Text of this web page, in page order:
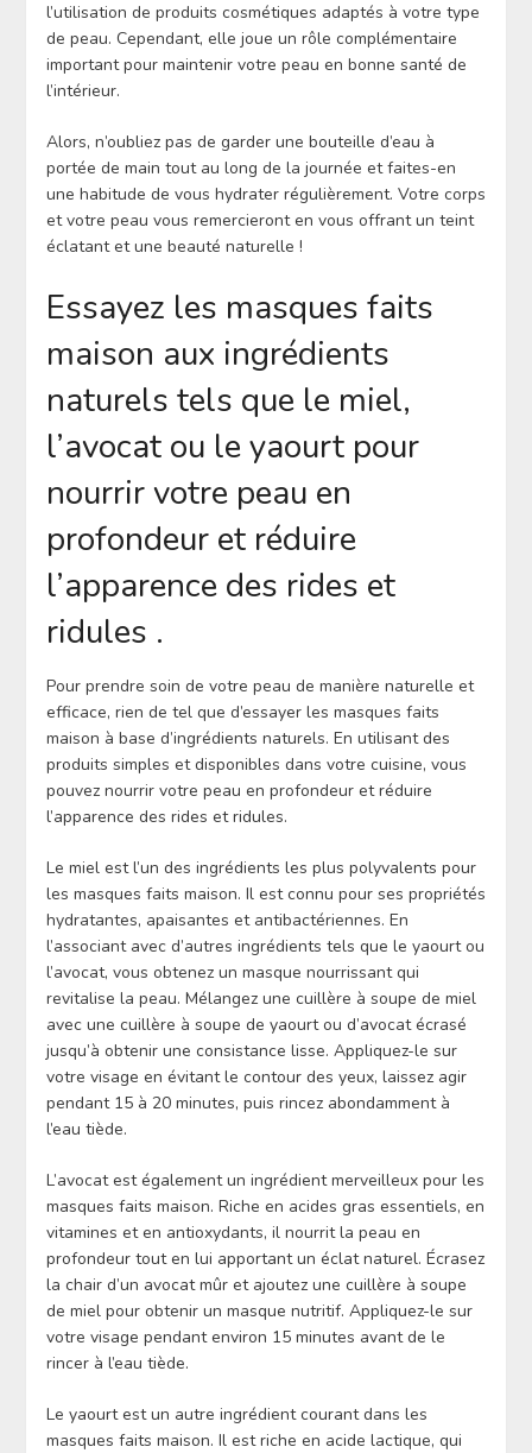
l’utilisation de produits cosmétiques adaptés à votre type
de peau. Cependant, elle joue un rôle complémentaire
important pour maintenir votre peau en bonne santé de
l’intérieur.
Alors, n’oubliez pas de garder une bouteille d’eau à
portée de main tout au long de la journée et faites-en
une habitude de vous hydrater régulièrement. Votre corps
et votre peau vous remercieront en vous offrant un teint
éclatant et une beauté naturelle !
Essayez les masques faits
maison aux ingrédients
naturels tels que le miel,
l’avocat ou le yaourt pour
nourrir votre peau en
profondeur et réduire
l’apparence des rides et
ridules .
Pour prendre soin de votre peau de manière naturelle et
efficace, rien de tel que d’essayer les masques faits
maison à base d’ingrédients naturels. En utilisant des
produits simples et disponibles dans votre cuisine, vous
pouvez nourrir votre peau en profondeur et réduire
l’apparence des rides et ridules.
Le miel est l’un des ingrédients les plus polyvalents pour
les masques faits maison. Il est connu pour ses propriétés
hydratantes, apaisantes et antibactériennes. En
l’associant avec d’autres ingrédients tels que le yaourt ou
l’avocat, vous obtenez un masque nourrissant qui
revitalise la peau. Mélangez une cuillère à soupe de miel
avec une cuillère à soupe de yaourt ou d’avocat écrasé
jusqu’à obtenir une consistance lisse. Appliquez-le sur
votre visage en évitant le contour des yeux, laissez agir
pendant 15 à 20 minutes, puis rincez abondamment à
l’eau tiède.
L’avocat est également un ingrédient merveilleux pour les
masques faits maison. Riche en acides gras essentiels, en
vitamines et en antioxydants, il nourrit la peau en
profondeur tout en lui apportant un éclat naturel. Écrasez
la chair d’un avocat mûr et ajoutez une cuillère à soupe
de miel pour obtenir un masque nutritif. Appliquez-le sur
votre visage pendant environ 15 minutes avant de le
rincer à l’eau tiède.
Le yaourt est un autre ingrédient courant dans les
masques faits maison. Il est riche en acide lactique, qui